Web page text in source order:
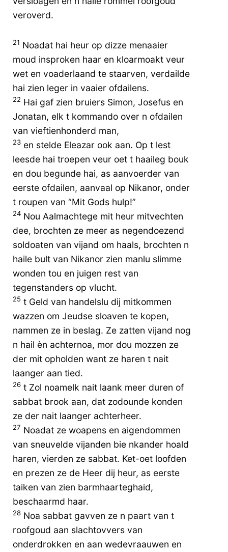
veroverd.
21 Noadat hai heur op dizze menaaier
moud insproken haar en kloarmoakt veur
wet en voaderlaand te staarven, verdailde
hai zien leger in vaaier ofdailens.
22 Hai gaf zien bruiers Simon, Josefus en
Jonatan, elk t kommando over n ofdailen
van vieftienhonderd man,
23 en stelde Eleazar ook aan. Op t lest
leesde hai troepen veur oet t haaileg bouk
en dou begunde hai, as aanvoerder van
eerste ofdailen, aanvaal op Nikanor, onder
t roupen van “Mit Gods hulp!”
24 Nou Aalmachtege mit heur mitvechten
dee, brochten ze meer as negendoezend
soldoaten van vijand om haals, brochten n
haile bult van Nikanor zien manlu slimme
wonden tou en juigen rest van
tegenstanders op vlucht.
25 t Geld van handelslu dij mitkommen
wazzen om Jeudse sloaven te kopen,
nammen ze in beslag. Ze zatten vijand nog
n hail èn achternoa, mor dou mozzen ze
der mit opholden want ze haren t nait
laanger aan tied.
26 t Zol noamelk nait laank meer duren of
sabbat brook aan, dat zodounde konden
ze der nait laanger achterheer.
27 Noadat ze woapens en aigendommen
van sneuvelde vijanden bie nkander hoald
haren, vierden ze sabbat. Ket-oet loofden
en prezen ze de Heer dij heur, as eerste
taiken van zien barmhaarteghaid,
beschaarmd haar.
28 Noa sabbat gavven ze n paart van t
roofgoud aan slachtovvers van
onderdrokken en aan wedevraauwen en